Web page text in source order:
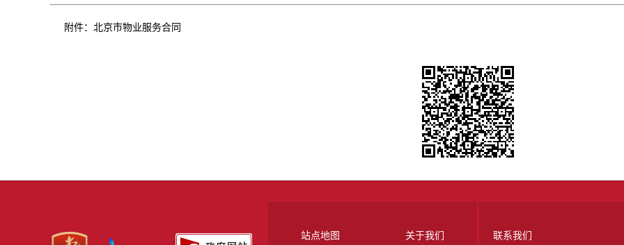
附件： 北京市物业服务合同
站点地图 关于我们 联系我们